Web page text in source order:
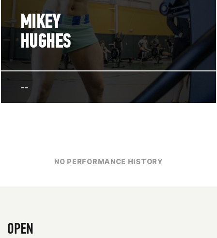
MIKEY
HUGHES
--
NO PERFORMANCE HISTORY
OPEN